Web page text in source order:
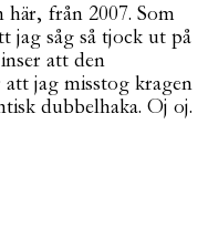
från 2007. Som
jag såg så tjock ut på
att den
jag misstog kragen
dubbelhaka. Oj oj.